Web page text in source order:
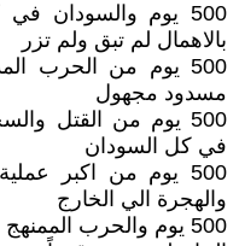
500 يوم والسودان
بالاهمال لم تبق ولم تزر
500 يوم من الحرب
مسدود مجهول
500 يوم من القتل
في كل السودان
500 يوم من اكبر
والهجرة الي الخارج
500 يوم والحرب